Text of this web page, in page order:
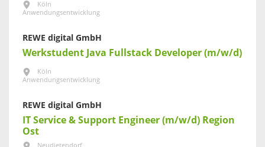
Köln
Anwendungsentwicklung
REWE digital GmbH
Werkstudent Java Fullstack Developer (m/w/d)
Köln
Anwendungsentwicklung
REWE digital GmbH
IT Service & Support Engineer (m/w/d) Region
Ost